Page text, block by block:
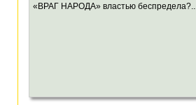
«ВРАГ НАРОДА» властью беспредела?...